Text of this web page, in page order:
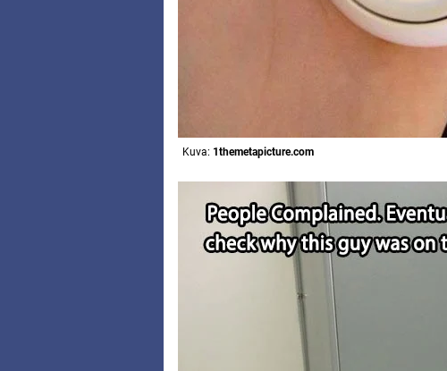
Kuva: 1themetapicture.com